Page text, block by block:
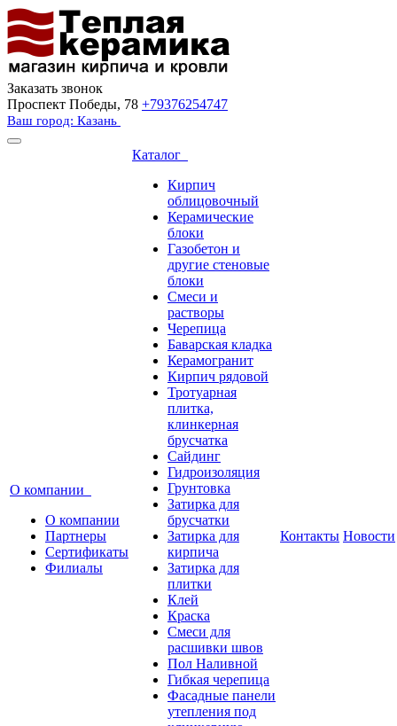
Заказать звонок
Проспект Победы, 78 +79376254747
Ваш город: Казань
О компании
О компании
Партнеры
Сертификаты
Филиалы
Каталог
Кирпич
облицовочный
Керамические
блоки
Газобетон и
другие стеновые
блоки
Смеси и
растворы
Черепица
Баварская кладка
Керамогранит
Кирпич рядовой
Тротуарная
плитка,
клинкерная
брусчатка
Сайдинг
Гидроизоляция
Грунтовка
Затирка для
брусчатки
Затирка для
кирпича
Затирка для
плитки
Клей
Краска
Смеси для
расшивки швов
Пол Наливной
Гибкая черепица
Фасадные панели
утепления под
Контакты Новости